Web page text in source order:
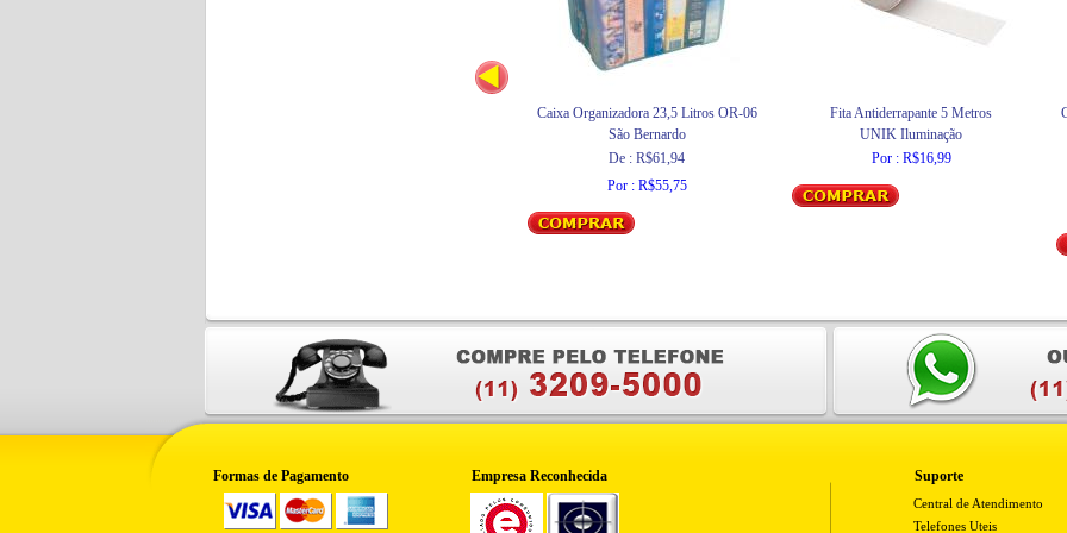
Caixa Organizadora 23,5 Litros OR-06
São Bernardo
De : R$61,94
Por : R$55,75
Fita Antiderrapante 5 Metros
UNIK Iluminação
Por : R$16,99
Formas de Pagamento Empresa Reconhecida Suporte
Central de Atendimento
Telefones Uteis